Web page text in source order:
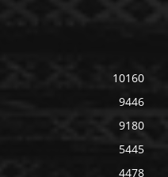
10160
9446
9180
5445
4478